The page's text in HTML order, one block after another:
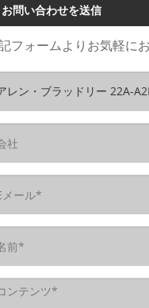
お問い合わせを送信
フォームよりお気軽に